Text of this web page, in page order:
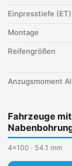
Einpresstiefe (ET)
Montage
Reifengrößen
Anzugsmoment
Fahrzeuge
4x100 · 54.1 mm